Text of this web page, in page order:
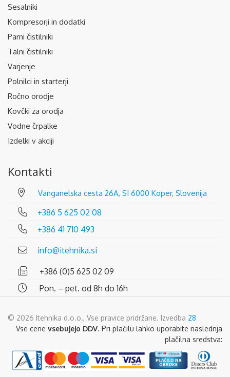
Sesalniki
Kompresorji in dodatki
Parni čistilniki
Talni čistilniki
Varjenje
Polnilci in starterji
Ročno orodje
Kovčki za orodja
Vodne črpalke
Izdelki v akciji
Kontakti
Vanganelska cesta 26A, SI 6000 Koper, Slovenija
+386 5 625 02 08
+386 41 710 493
info@itehnika.si
+386 (0)5 625 02 09
Pon. – pet. od 8h do 16h
© 2026 Itehnika d.o.o., Vse pravice pridržane. Izvedba 28
Vse cene vsebujejo DDV. Pri plačilu lahko uporabite naslednja
plačilna sredstva: